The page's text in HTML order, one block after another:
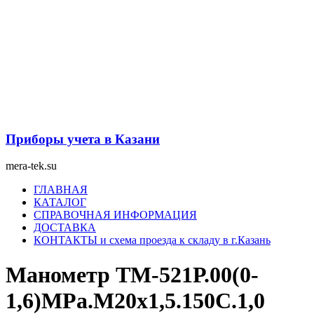
Приборы учета в Казани
mera-tek.su
МенюГЛАВНАЯ
КАТАЛОГ
СПРАВОЧНАЯ ИНФОРМАЦИЯ
ДОСТАВКА
КОНТАКТЫ и схема проезда к складу в г.Казань
Манометр ТМ-521Р.00(0-
1,6)MPa.М20х1,5.150С.1,0